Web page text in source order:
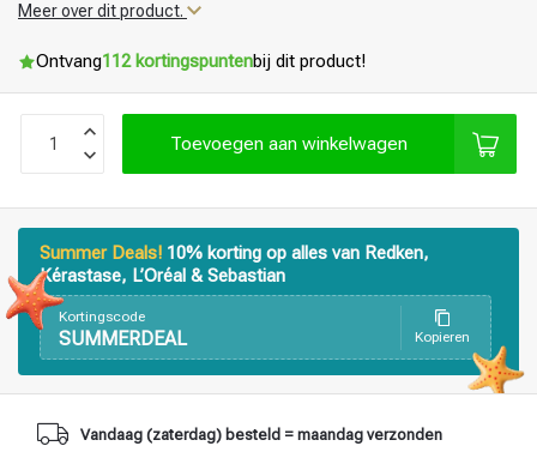
Haarstyling Haarkleuring
Meer over dit product.
Ontvang112 kortingspuntenbij dit product!
Toevoegen aan winkelwagen
Summer Deals! 10% korting op alles van Redken,
Kérastase, L’Oréal & Sebastian
Kortingscode
SUMMERDEAL Kopieren
Vandaag (zaterdag) besteld = maandag verzonden